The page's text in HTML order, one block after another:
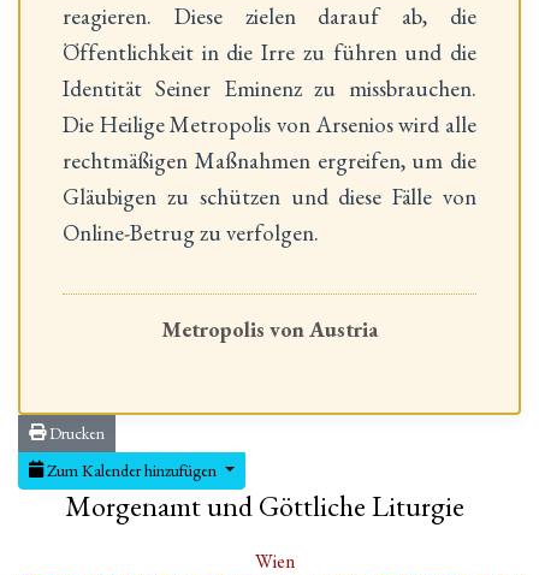
reagieren. Diese zielen darauf ab, die
Öffentlichkeit in die Irre zu führen und die
Identität Seiner Eminenz zu missbrauchen.
Die Heilige Metropolis von Arsenios wird alle
rechtmäßigen Maßnahmen ergreifen, um die
Gläubigen zu schützen und diese Fälle von
Online-Betrug zu verfolgen.
Metropolis von Austria
Drucken
Zum Kalender hinzufügen
Morgenamt und Göttliche Liturgie
Wien